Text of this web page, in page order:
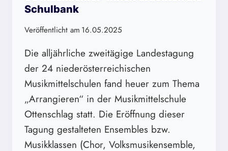
Schulbank
Veröffentlicht am 16.05.2025
Die alljährliche zweitägige Landestagung
der 24 niederösterreichischen
Musikmittelschulen fand heuer zum Thema
„Arrangieren“ in der Musikmittelschule
Ottenschlag statt. Die Eröffnung dieser
Tagung gestalteten Ensembles bzw.
Musikklassen (Chor, Volksmusikensemble,